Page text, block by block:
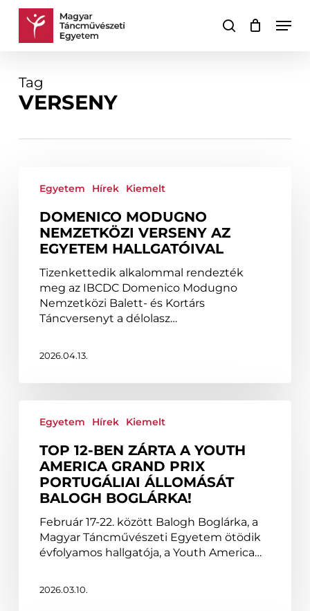
Skip
keresés
Kosár Kosár
Tag
VERSENY
Modugno
verseny
Egyetem
hallgatóival
Egyetem Hírek Kiemelt
DOMENICO MODUGNO
NEMZETKÖZI VERSENY AZ
EGYETEM HALLGATÓIVAL
Tizenkettedik alkalommal rendezték
meg az IBCDC Domenico Modugno
Nemzetközi Balett- és Kortárs
Táncversenyt a délolasz…
2026.04.13.
zárta
Youth
America
portugáliai
állomását
Boglárka!
Egyetem Hírek Kiemelt
TOP 12-BEN ZÁRTA A YOUTH
AMERICA GRAND PRIX
PORTUGÁLIAI ÁLLOMÁSÁT
BALOGH BOGLÁRKA!
Február 17-22. között Balogh Boglárka, a
Magyar Táncművészeti Egyetem ötödik
évfolyamos hallgatója, a Youth America…
2026.03.10.